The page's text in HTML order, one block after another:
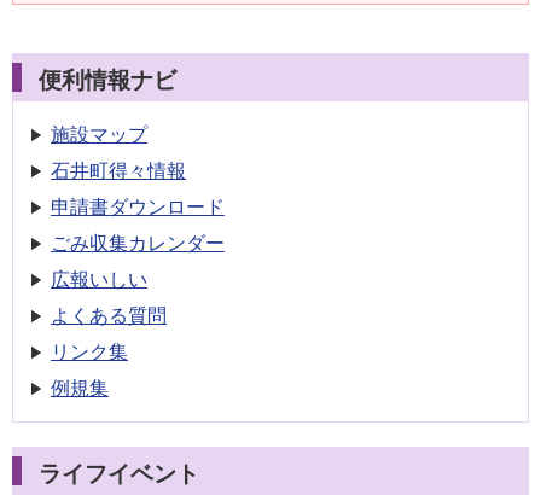
便利情報ナビ
施設マップ
石井町得々情報
申請書ダウンロード
ごみ収集カレンダー
広報いしい
よくある質問
リンク集
例規集
ライフイベント